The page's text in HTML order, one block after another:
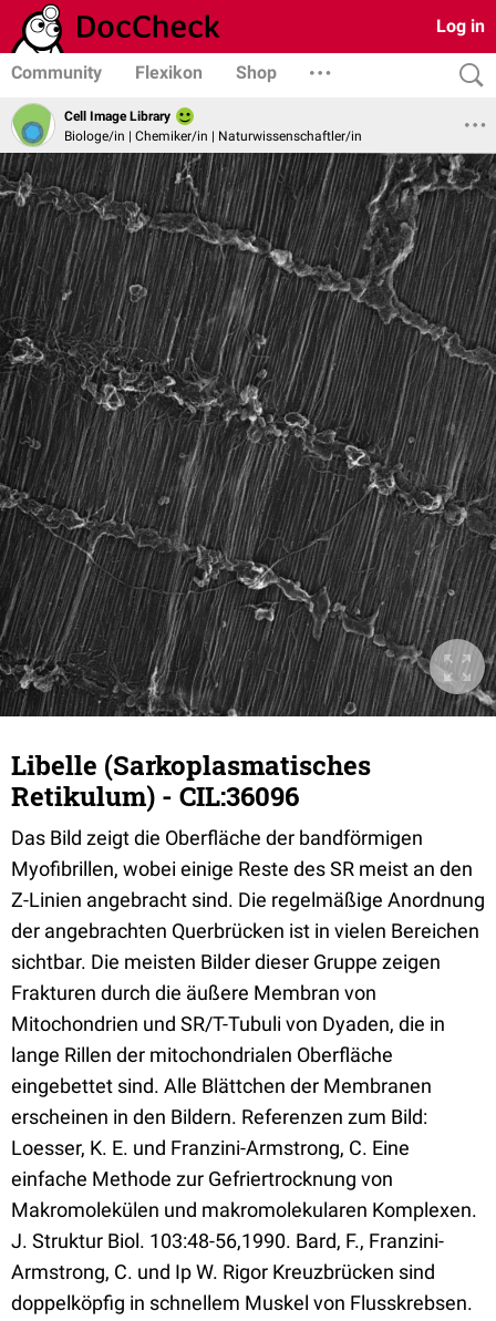
Log in
Community Flexikon Shop
Cell Image Library
Biologe/in | Chemiker/in | Naturwissenschaftler/in
Libelle (Sarkoplasmatisches
Retikulum) - CIL:36096
Das Bild zeigt die Oberfläche der bandförmigen
Myofibrillen, wobei einige Reste des SR meist an den
Z-Linien angebracht sind. Die regelmäßige Anordnung
der angebrachten Querbrücken ist in vielen Bereichen
sichtbar. Die meisten Bilder dieser Gruppe zeigen
Frakturen durch die äußere Membran von
Mitochondrien und SR/T-Tubuli von Dyaden, die in
lange Rillen der mitochondrialen Oberfläche
eingebettet sind. Alle Blättchen der Membranen
erscheinen in den Bildern. Referenzen zum Bild:
Loesser, K. E. und Franzini-Armstrong, C. Eine
einfache Methode zur Gefriertrocknung von
Makromolekülen und makromolekularen Komplexen.
J. Struktur Biol. 103:48-56,1990. Bard, F., Franzini-
Armstrong, C. und Ip W. Rigor Kreuzbrücken sind
doppelköpfig in schnellem Muskel von Flusskrebsen.